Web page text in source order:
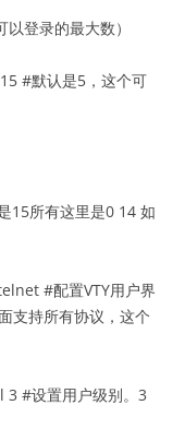
登录的最大数）
#默认是5，这个可
所有这里是0 14 如
#配置VTY用户界
支持所有协议，这个
#设置用户级别。3